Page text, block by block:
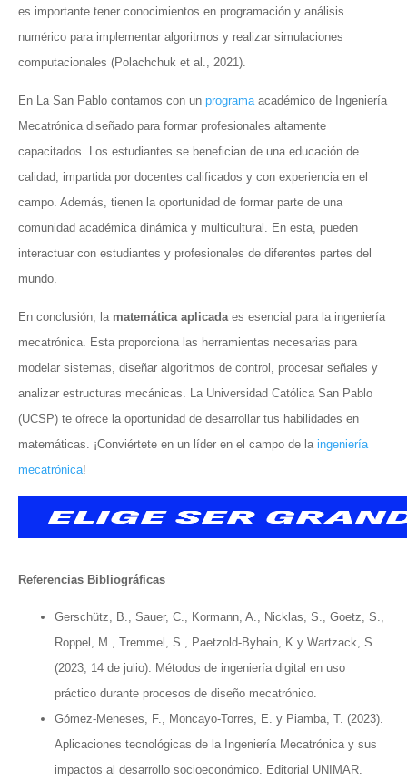
es importante tener conocimientos en programación y análisis
numérico para implementar algoritmos y realizar simulaciones
computacionales (Polachchuk et al., 2021).
En La San Pablo contamos con un programa académico de Ingeniería
Mecatrónica diseñado para formar profesionales altamente
capacitados. Los estudiantes se benefician de una educación de
calidad, impartida por docentes calificados y con experiencia en el
campo. Además, tienen la oportunidad de formar parte de una
comunidad académica dinámica y multicultural. En esta, pueden
interactuar con estudiantes y profesionales de diferentes partes del
mundo.
En conclusión, la matemática aplicadaes esencial para la ingeniería
mecatrónica. Esta proporciona las herramientas necesarias para
modelar sistemas, diseñar algoritmos de control, procesar señales y
analizar estructuras mecánicas. La Universidad Católica San Pablo
(UCSP) te ofrece la oportunidad de desarrollar tus habilidades en
matemáticas. ¡Conviértete en un líder en el campo de la ingeniería
mecatrónica!
Referencias Bibliográficas
Gerschütz, B., Sauer, C., Kormann, A., Nicklas, S., Goetz, S.,
Roppel, M., Tremmel, S., Paetzold-Byhain, K.y Wartzack, S.
(2023, 14 de julio). Métodos de ingeniería digital en uso
práctico durante procesos de diseño mecatrónico.
Gómez-Meneses, F., Moncayo-Torres, E. y Piamba, T. (2023).
Aplicaciones tecnológicas de la Ingeniería Mecatrónica y sus
impactos al desarrollo socioeconómico. Editorial UNIMAR.